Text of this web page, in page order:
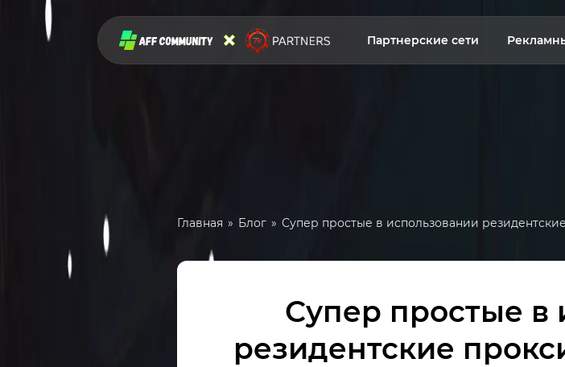
Партнерские сети
Главная Блог Супер простые в использовании
Супер простые в
резидентские